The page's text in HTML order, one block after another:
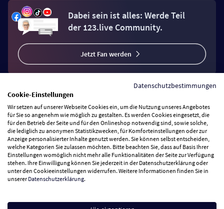
Dabei sein ist alles: Werde Teil
der 123.live Community.
Jetzt Fan werden
Vertrag widerrufen
Zahlungsarten
Wir versenden mit
Datenschutzbestimmungen
Cookie-Einstellungen
Wir setzen auf unserer Webseite Cookies ein, um die Nutzung unseres Angebotes
für Sie so angenehm wie möglich zu gestalten. Es werden Cookies eingesetzt, die
für den Betrieb der Seite und für den Onlineshop notwendig sind, sowie solche,
die lediglich zu anonymen Statistikzwecken, für Komforteinstellungen oder zur
Anzeige personalisierter Inhalte genutzt werden. Sie können selbst entscheiden,
welche Kategorien Sie zulassen möchten. Bitte beachten Sie, dass auf Basis Ihrer
Einstellungen womöglich nicht mehr alle Funktionalitäten der Seite zur Verfügung
stehen. Ihre Einwilligung können Sie jederzeit in der Datenschutzerklärung oder
unter den Cookieeinstellungen widerrufen. Weitere Informationen finden Sie in
unsererDatenschutzerklärung.